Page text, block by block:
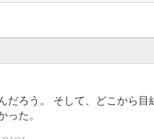
ろう。 そして、どこから目
った。